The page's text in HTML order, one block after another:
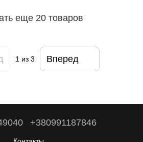
еще 20 товаров
1 из 3 Вперед
+380991187846